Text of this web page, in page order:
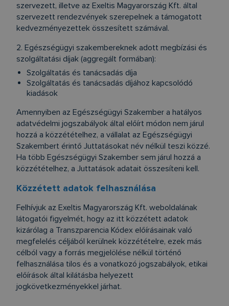
szervezett, illetve az Exeltis Magyarország Kft. által
szervezett rendezvények szerepelnek a támogatott
kedvezményezettek összesített számával.
2. Egészségügyi szakembereknek adott megbízási és
szolgáltatási díjak (aggregált formában):
Szolgáltatás és tanácsadás díja
Szolgáltatás és tanácsadás díjához kapcsolódó
kiadások
Amennyiben az Egészségügyi Szakember a hatályos
adatvédelmi jogszabályok által előírt módon nem járul
hozzá a közzétételhez, a vállalat az Egészségügyi
Szakembert érintő Juttatásokat név nélkül teszi közzé.
Ha több Egészségügyi Szakember sem járul hozzá a
közzétételhez, a Juttatások adatait összesíteni kell.
Közzétett adatok felhasználása
Felhívjuk az Exeltis Magyarország Kft. weboldalának
látogatói figyelmét, hogy az itt közzétett adatok
kizárólag a Transzparencia Kódex előírásainak való
megfelelés céljából kerülnek közzétételre, ezek más
célból vagy a forrás megjelölése nélkül történő
felhasználása tilos és a vonatkozó jogszabályok, etikai
előírások által kilátásba helyezett
jogkövetkezményekkel járhat.